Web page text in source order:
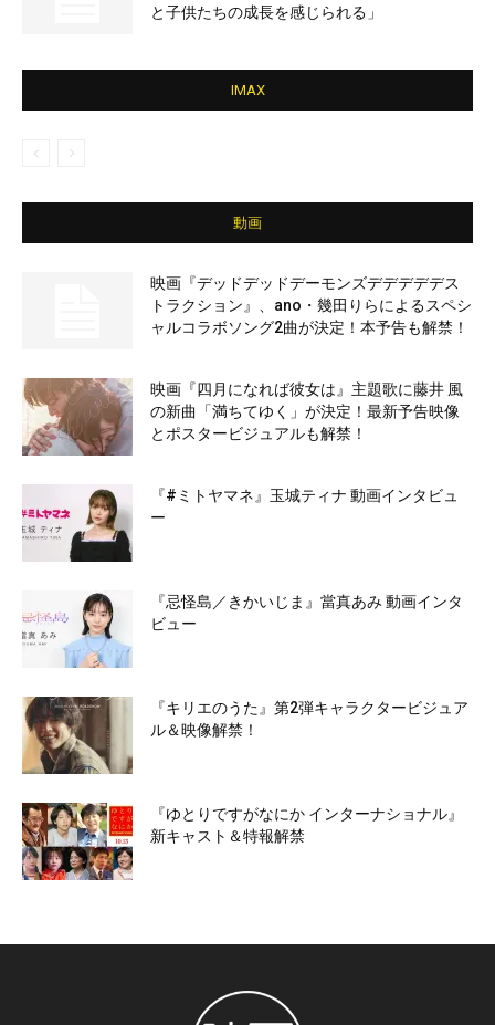
と子供たちの成長を感じられる」
IMAX
動画
映画『デッドデッドデーモンズデデデデデス
トラクション』、ano・幾田りらによるスペシ
ャルコラボソング2曲が決定！本予告も解禁！
映画『四月になれば彼女は』主題歌に藤井 風
の新曲「満ちてゆく」が決定！最新予告映像
とポスタービジュアルも解禁！
『#ミトヤマネ』玉城ティナ 動画インタビュ
ー
『忌怪島／きかいじま』當真あみ 動画インタ
ビュー
『キリエのうた』第2弾キャラクタービジュア
ル＆映像解禁！
『ゆとりですがなにか インターナショナル』
新キャスト＆特報解禁